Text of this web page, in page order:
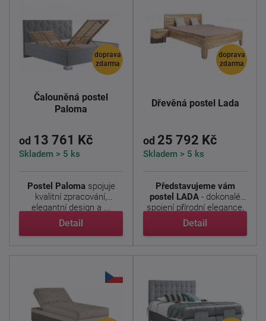
doprava
zdarma
Čalouněná postel
Paloma
od 13 761 Kč
Skladem > 5 ks
Postel Palomaspojuje
kvalitní zpracování,
elegantní design a ...
Detail
doprava
zdarma
Dřevěná postel Lada
od 25 792 Kč
Skladem > 5 ks
Představujeme vám
postel LADA - dokonalé
spojení přírodní elegance,
...
Detail